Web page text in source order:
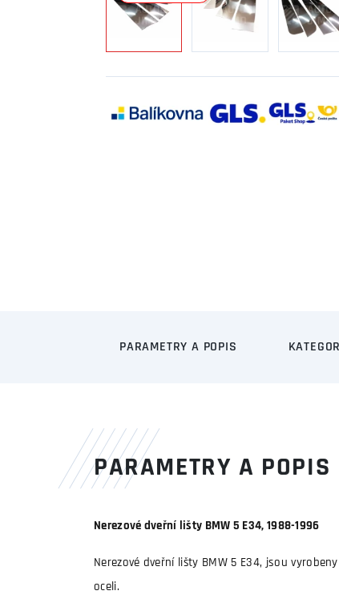
PARAMETRY A POPIS
PARAMETRY A POPIS
Nerezové dveřní lišty BMW 5 E34, 1988-1996
Nerezové dveřní lišty BMW 5 E34, jsou
oceli.